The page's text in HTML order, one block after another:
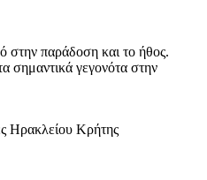
στην παράδοση και το ήθος.
σημαντικά γεγονότα στην
Ηρακλείου Κρήτης